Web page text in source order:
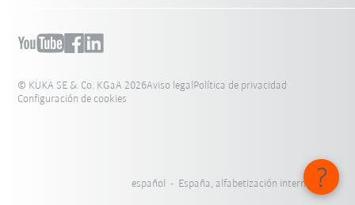
© KUKA SE & Co. KGaA 2026Aviso legalPolítica de privacidad
Configuración de cookies
español - España, alfabetización internacional